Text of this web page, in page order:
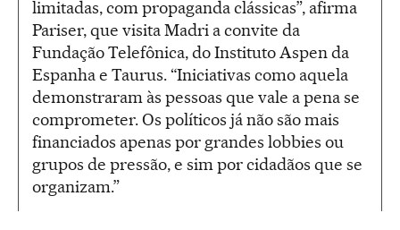
limitadas, com propaganda clássicas”, afirma
Pariser, que visita Madri a convite da
Fundação Telefônica, do Instituto Aspen da
Espanha e Taurus. “Iniciativas como aquela
demonstraram às pessoas que vale a pena se
comprometer. Os políticos já não são mais
financiados apenas por grandes lobbies ou
grupos de pressão, e sim por cidadãos que se
organizam.”